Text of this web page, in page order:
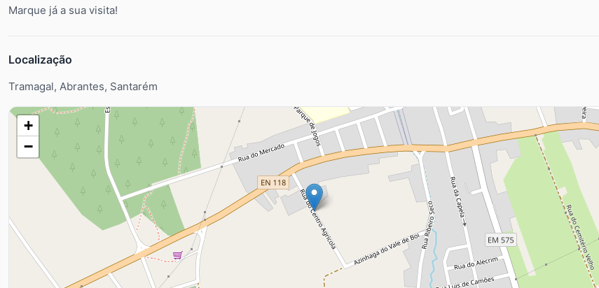
Marque já a sua visita!
Localização
Tramagal, Abrantes, Santarém
+
−